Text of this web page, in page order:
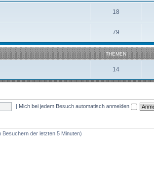
18
79
THEMEN
14
| Mich bei jedem Besuch automatisch anmelden
der letzten 5 Minuten)